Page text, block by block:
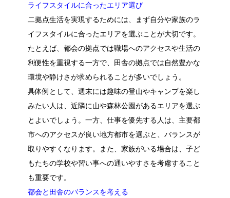
ライフスタイルに合ったエリア選び
二拠点生活を実現するためには、まず自分や家族のラ
イフスタイルに合ったエリアを選ぶことが大切です。
たとえば、都会の拠点では職場へのアクセスや生活の
利便性を重視する一方で、田舎の拠点では自然豊かな
環境や静けさが求められることが多いでしょう。
具体例として、週末には趣味の登山やキャンプを楽し
みたい人は、近隣に山や森林公園があるエリアを選ぶ
とよいでしょう。一方、仕事を優先する人は、主要都
市へのアクセスが良い地方都市を選ぶと、バランスが
取りやすくなります。また、家族がいる場合は、子ど
もたちの学校や習い事への通いやすさを考慮すること
も重要です。
都会と田舎のバランスを考える